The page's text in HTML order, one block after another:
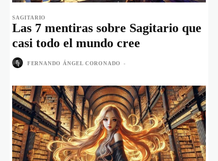
SAGITARIO
Las 7 mentiras sobre Sagitario que
casi todo el mundo cree
FERNANDO ÁNGEL CORONADO -